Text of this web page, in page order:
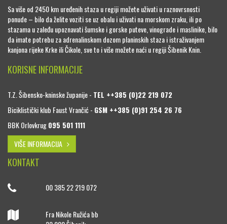
Sa više od 2450 km uređenih staza u regiji možete uživati u raznovrsnosti
ponude – bilo da želite voziti se uz obalu i uživati na morskom zraku, ili po
stazama u zaleđu upoznavati šumske i gorske puteve, vinograde i maslinike, bilo
da imate potrebu za adrenalinskom dozom planinskih staza i istraživanjem
kanjona rijeke Krke ili Čikole, sve to i više možete naći u regiji Šibenik Knin.
KORISNE INFORMACIJE
T.Z. Šibensko-kninske županije - TEL ++385 (0)22 219 072
Biciklistički klub Faust Vrančić - GSM ++385 (0)91 254 26 76
BBK Orlovkrug095 501 1111
VIŠE INFORMACIJA
KONTAKT
00 385 22 219 072
Fra Nikole Ružića bb